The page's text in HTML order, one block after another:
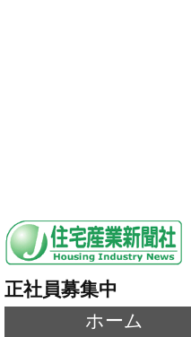
正社員募集中
ホーム